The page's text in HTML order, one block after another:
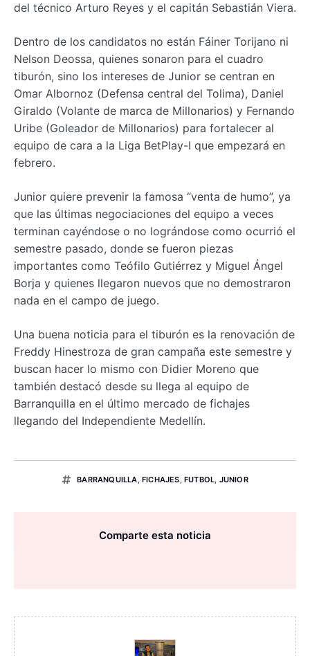
del técnico Arturo Reyes y el capitán Sebastián Viera.
Dentro de los candidatos no están Fáiner Torijano ni
Nelson Deossa, quienes sonaron para el cuadro
tiburón, sino los intereses de Junior se centran en
Omar Albornoz (Defensa central del Tolima), Daniel
Giraldo (Volante de marca de Millonarios) y Fernando
Uribe (Goleador de Millonarios) para fortalecer al
equipo de cara a la Liga BetPlay-I que empezará en
febrero.
Junior quiere prevenir la famosa “venta de humo”, ya
que las últimas negociaciones del equipo a veces
terminan cayéndose o no lográndose como ocurrió el
semestre pasado, donde se fueron piezas
importantes como Teófilo Gutiérrez y Miguel Ángel
Borja y quienes llegaron nuevos que no demostraron
nada en el campo de juego.
Una buena noticia para el tiburón es la renovación de
Freddy Hinestroza de gran campaña este semestre y
buscan hacer lo mismo con Didier Moreno que
también destacó desde su llega al equipo de
Barranquilla en el último mercado de fichajes
llegando del Independiente Medellín.
BARRANQUILLA, FICHAJES, FUTBOL, JUNIOR
Comparte esta noticia